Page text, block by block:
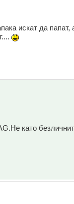
искат да папат,
като